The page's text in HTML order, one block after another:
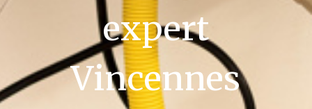
expert
Vincennes